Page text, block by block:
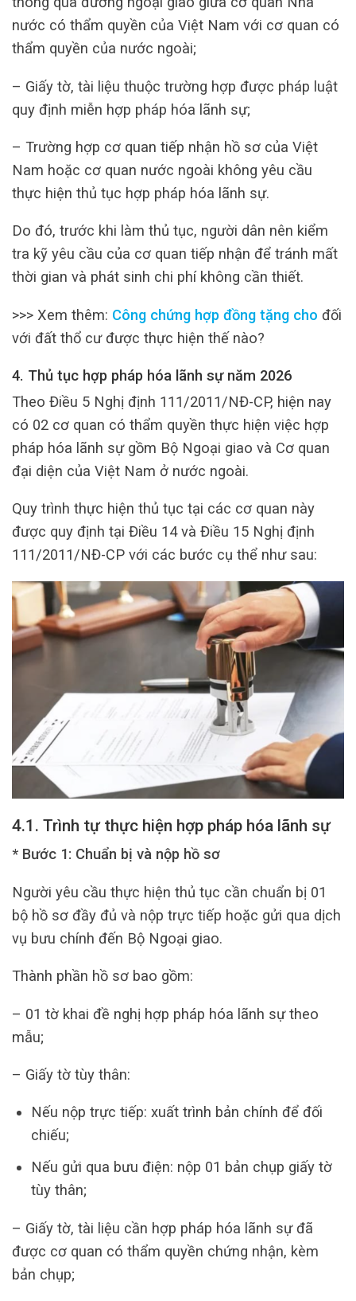
nước có thẩm quyền của Việt Nam với cơ quan có
thẩm quyền của nước ngoài;
– Giấy tờ, tài liệu thuộc trường hợp được pháp luật
quy định miễn hợp pháp hóa lãnh sự;
– Trường hợp cơ quan tiếp nhận hồ sơ của Việt
Nam hoặc cơ quan nước ngoài không yêu cầu
thực hiện thủ tục hợp pháp hóa lãnh sự.
Do đó, trước khi làm thủ tục, người dân nên kiểm
tra kỹ yêu cầu của cơ quan tiếp nhận để tránh mất
thời gian và phát sinh chi phí không cần thiết.
>>> Xem thêm: Công chứng hợp đồng tặng cho đối
với đất thổ cư được thực hiện thế nào?
4. Thủ tục hợp pháp hóa lãnh sự năm 2026
Theo Điều 5 Nghị định 111/2011/NĐ-CP, hiện nay
có 02 cơ quan có thẩm quyền thực hiện việc hợp
pháp hóa lãnh sự gồm Bộ Ngoại giao và Cơ quan
đại diện của Việt Nam ở nước ngoài.
Quy trình thực hiện thủ tục tại các cơ quan này
được quy định tại Điều 14 và Điều 15 Nghị định
111/2011/NĐ-CP với các bước cụ thể như sau:
4.1. Trình tự thực hiện hợp pháp hóa lãnh sự
* Bước 1: Chuẩn bị và nộp hồ sơ
Người yêu cầu thực hiện thủ tục cần chuẩn bị 01
bộ hồ sơ đầy đủ và nộp trực tiếp hoặc gửi qua dịch
vụ bưu chính đến Bộ Ngoại giao.
Thành phần hồ sơ bao gồm:
– 01 tờ khai đề nghị hợp pháp hóa lãnh sự theo
mẫu;
– Giấy tờ tùy thân:
Nếu nộp trực tiếp: xuất trình bản chính để đối
chiếu;
Nếu gửi qua bưu điện: nộp 01 bản chụp giấy tờ
tùy thân;
– Giấy tờ, tài liệu cần hợp pháp hóa lãnh sự đã
được cơ quan có thẩm quyền chứng nhận, kèm
bản chụp;